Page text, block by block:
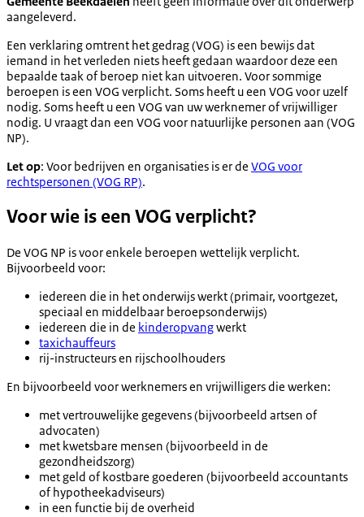
aangeleverd.
Een verklaring omtrent het gedrag (VOG) is een bewijs dat
iemand in het verleden niets heeft gedaan waardoor deze een
bepaalde taak of beroep niet kan uitvoeren. Voor sommige
beroepen is een VOG verplicht. Soms heeft u een VOG voor uzelf
nodig. Soms heeft u een VOG van uw werknemer of vrijwilliger
nodig. U vraagt dan een VOG voor natuurlijke personen aan (VOG
NP).
Let op: Voor bedrijven en organisaties is er de VOG voor
rechtspersonen (VOG RP).
Voor wie is een VOG verplicht?
De VOG NP is voor enkele beroepen wettelijk verplicht.
Bijvoorbeeld voor:
iedereen die in het onderwijs werkt (primair, voortgezet,
speciaal en middelbaar beroepsonderwijs)
iedereen die in de kinderopvangwerkt
taxichauffeurs
rij-instructeurs en rijschoolhouders
En bijvoorbeeld voor werknemers en vrijwilligers die werken:
met vertrouwelijke gegevens (bijvoorbeeld artsen of
advocaten)
met kwetsbare mensen (bijvoorbeeld in de
gezondheidszorg)
met geld of kostbare goederen (bijvoorbeeld accountants
of hypotheekadviseurs)
in een functie bij de overheid